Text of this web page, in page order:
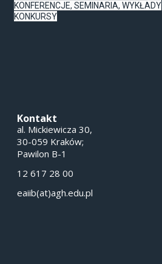
KONFERENCJE, SEMINARIA, WYKŁADY
KONKURSY
Kontakt
al. Mickiewicza 30,
30-059 Kraków;
Pawilon B-1
12 617 28 00
eaiib(at)agh.edu.pl